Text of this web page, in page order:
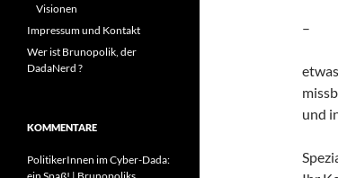
–
und
Visionen
Impressum und Kontakt
Wer ist Brunopolik, der
DadaNerd ?
KOMMENTARE
PolitikerInnen im Cyber-Dada: